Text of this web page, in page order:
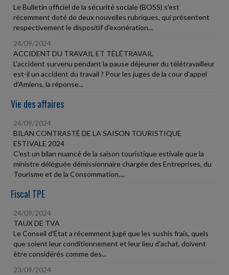
Le Bulletin officiel de la sécurité sociale (BOSS) s'est
récemment doté de deux nouvelles rubriques, qui présentent
respectivement le dispositif d'exonération...
24/09/2024
ACCIDENT DU TRAVAIL ET TÉLÉTRAVAIL
L'accident survenu pendant la pause déjeuner du télétravailleur
est-il un accident du travail ? Pour les juges de la cour d'appel
d'Amiens, la réponse...
Vie des affaires
24/09/2024
BILAN CONTRASTÉ DE LA SAISON TOURISTIQUE
ESTIVALE 2024
C'est un bilan nuancé de la saison touristique estivale que la
ministre déléguée démissionnaire chargée des Entreprises, du
Tourisme et de la Consommation,...
Fiscal TPE
24/09/2024
TAUX DE TVA
Le Conseil d'État a récemment jugé que les sushis frais, quels
que soient leur conditionnement et leur lieu d'achat, doivent
être considérés comme des...
23/09/2024